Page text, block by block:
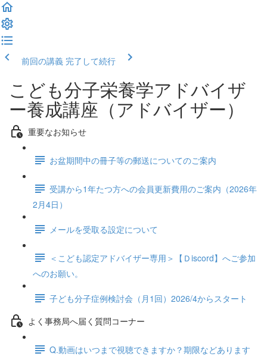
前回の講義 完了して続行
こども分子栄養学アドバイザ
ー養成講座（アドバイザー）
重要なお知らせ
お盆期間中の冊子等の郵送についてのご案内
受講から1年たつ方への会員更新費用のご案内（2026年
2月4日）
メールを受取る設定について
＜こども認定アドバイザー専用＞【Ｄiscord】へご参加
へのお願い。
子ども分子症例検討会（月1回）2026/4からスタート
よく事務局へ届く質問コーナー
Q.動画はいつまで視聴できますか？期限などあります